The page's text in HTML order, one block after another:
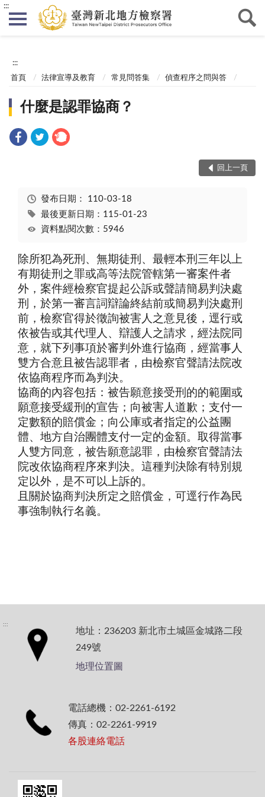
:::
:::
首頁 法律宣導及教育 常見問答集 偵查程序之問與答
什麼是認罪協商？
回上一頁
發布日期： 110-03-18
最後更新日期：115-01-23
資料點閱次數：5946
除所犯為死刑、無期徒刑、最輕本刑三年以上
有期徒刑之罪或高等法院管轄第一審案件者
外，案件經檢察官提起公訴或聲請簡易判決處
刑，於第一審言詞辯論終結前或簡易判決處刑
前，檢察官得於徵詢被害人之意見後，逕行或
依被告或其代理人、辯護人之請求，經法院同
意，就下列事項於審判外進行協商，經當事人
雙方合意且被告認罪者，由檢察官聲請法院改
依協商程序而為判決。
協商的內容包括：被告願意接受刑的的範圍或
願意接受緩刑的宣告；向被害人道歉；支付一
定數額的賠償金；向公庫或者指定的公益團
體、地方自治團體支付一定的金額。取得當事
人雙方同意，被告願意認罪，由檢察官聲請法
院改依協商程序來判決。這種判決除有特別規
定以外，是不可以上訴的。
且關於協商判決所定之賠償金，可逕行作為民
事強制執行名義。
:::
地址：236203 新北市土城區金城路二段
249號
地理位置圖
電話總機：02-2261-6192
傳真：02-2261-9919
各股連絡電話